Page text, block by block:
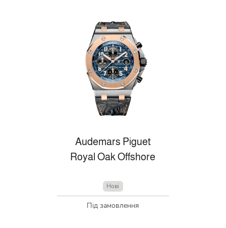
Audemars Piguet
Royal Oak Offshore
Нові
Під замовлення